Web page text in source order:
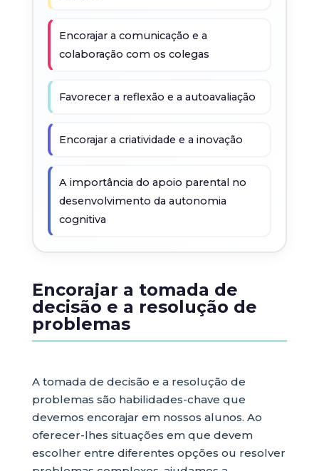
Encorajar a comunicação e a
colaboração com os colegas
Favorecer a reflexão e a autoavaliação
Encorajar a criatividade e a inovação
A importância do apoio parental no
desenvolvimento da autonomia
cognitiva
Encorajar a tomada de
decisão e a resolução de
problemas
A tomada de decisão e a resolução de
problemas são habilidades-chave que
devemos encorajar em nossos alunos. Ao
oferecer-lhes situações em que devem
escolher entre diferentes opções ou resolver